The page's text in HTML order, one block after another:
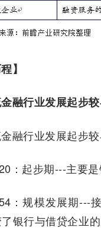
】
融行业发展起步
融行业发展起步
：起步期---主要是
：规模发展期---
银行与借贷企业